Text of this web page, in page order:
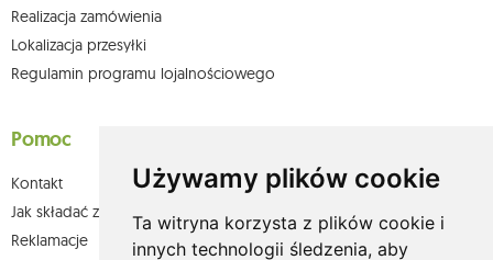
Używamy plików cookie
Ta witryna korzysta z plików cookie i
innych technologii śledzenia, aby
Realizacja zamówienia
Lokalizacja przesyłki
Regulamin programu lojalnościowego
Pomoc
Kontakt
Jak składać zamówienia w sklepie olium.pl?
Reklamacje